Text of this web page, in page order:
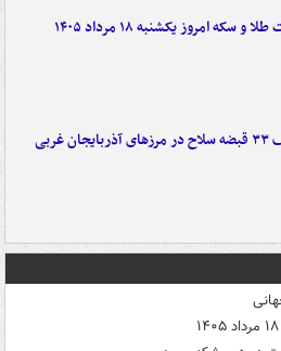
و سکه امروز یکشنبه ۱۸ مرداد ۱۴۰۵
غربی